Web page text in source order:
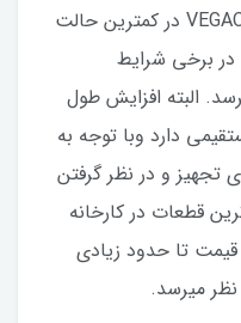
قیمت لول سوئیچ خازنی VEGACAP 65 در کمترین حالت
که در برخی شرایط
1300 یورو میرسد. البته افزایش طول
دارد وبا توجه به
تجهیز و در نظر گرفتن
قطعات در کارخانه
قیمت تا حدود زیادی
میرسد.